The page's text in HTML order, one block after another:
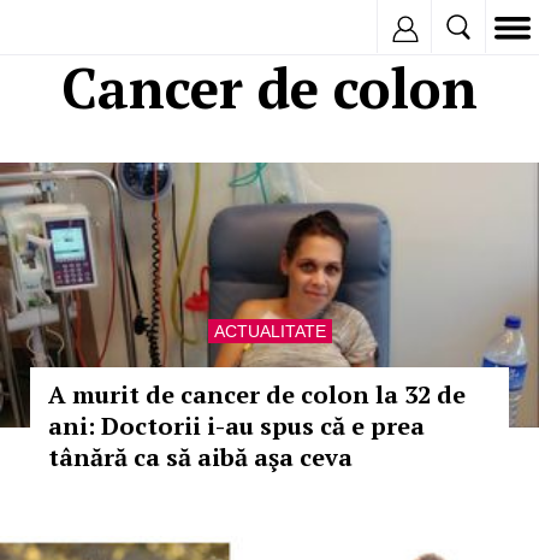
Cancer de colon
ACTUALITATE
A murit de cancer de colon la 32 de
ani: Doctorii i-au spus că e prea
tânără ca să aibă aşa ceva